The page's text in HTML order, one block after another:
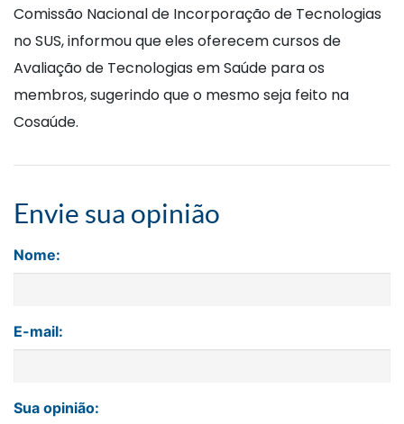
Comissão Nacional de Incorporação de Tecnologias
no SUS, informou que eles oferecem cursos de
Avaliação de Tecnologias em Saúde para os
membros, sugerindo que o mesmo seja feito na
Cosaúde.
Envie sua opinião
Nome:
E-mail:
Sua opinião: